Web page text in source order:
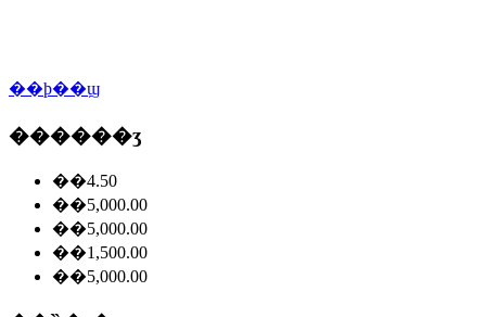
��ϸ��ϣ
������ʒ
��4.50
��5,000.00
��5,000.00
��1,500.00
��5,000.00